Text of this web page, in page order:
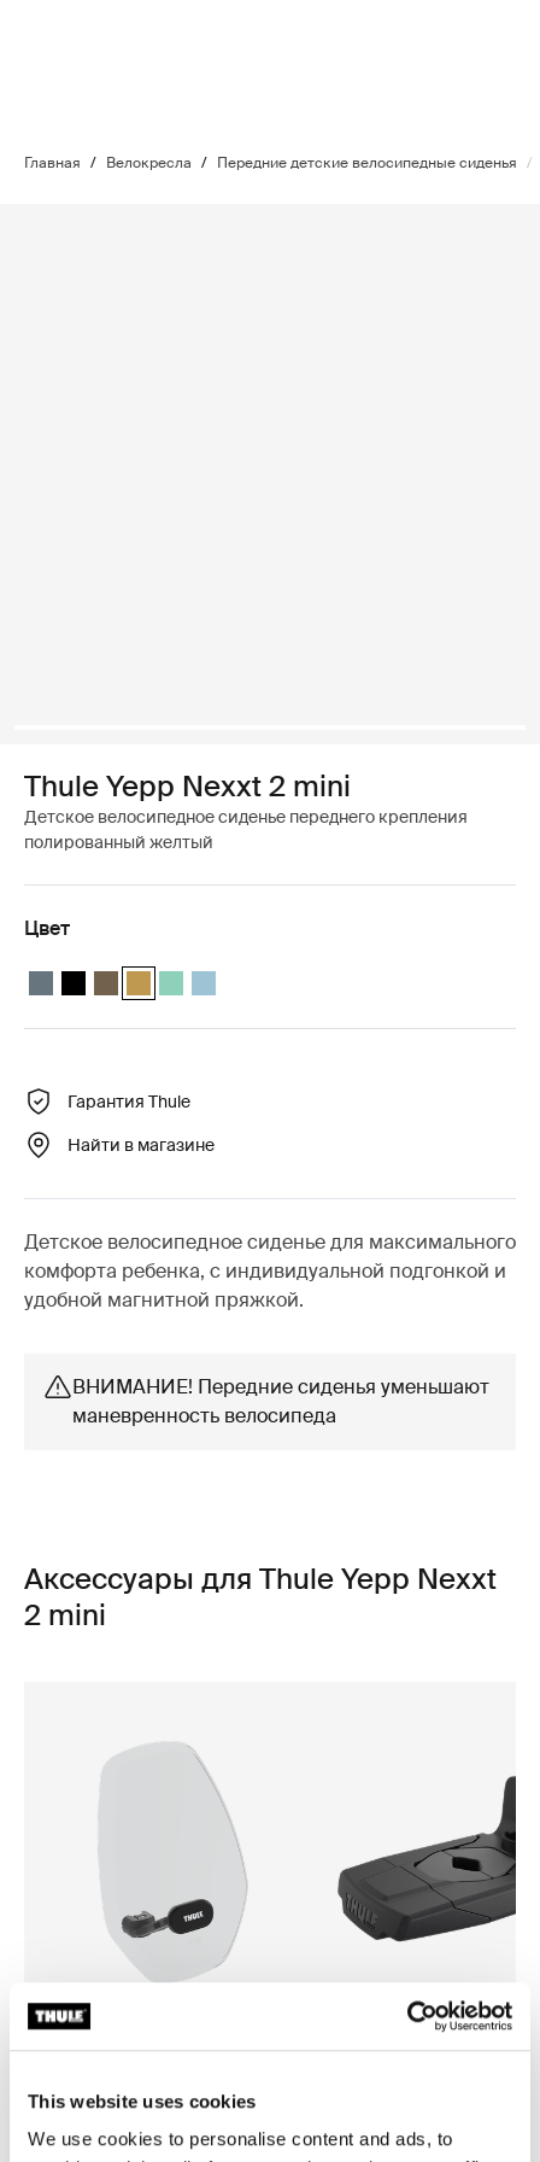
This website uses cookies
We use cookies to personalise content and ads, to
Главная / Велокресла / Передние детские велосипедные сиденья /
Thule Yepp Nexxt 2 mini
Детское велосипедное сиденье переднего крепления
полированный желтый
Цвет
Thule Yepp Nexxt 2 mini Темно-серый шифер
Thule Yepp Nexxt 2 mini Полуночный черный
Thule Yepp Nexxt 2 mini Темный хаки
Thule Yepp Nexxt 2 mini Полированный желтый
Thule Yepp Nexxt 2 mini Mint Green
Thule Yepp Nexxt 2 mini Аквамарин
Гарантия Thule
Найти в магазине
Детское велосипедное сиденье для максимального
комфорта ребенка, с индивидуальной подгонкой и
удобной магнитной пряжкой.
ВНИМАНИЕ! Передние сиденья уменьшают
маневренность велосипеда
Аксессуары для Thule Yepp Nexxt
2 mini
защитный экран прозрачный